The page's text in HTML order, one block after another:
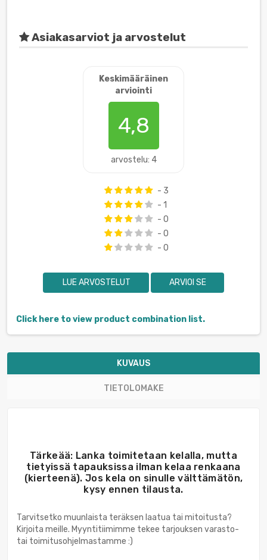
Asiakasarviot ja arvostelut
Keskimääräinen
arviointi
4,8
arvostelu: 4
- 3
- 1
- 0
- 0
- 0
LUE ARVOSTELUT ARVIOI SE
Click here to view product combination list.
KUVAUS
TIETOLOMAKE
Tärkeää: Lanka toimitetaan kelalla, mutta
tietyissä tapauksissa ilman kelaa renkaana
(kierteenä). Jos kela on sinulle välttämätön,
kysy ennen tilausta.
Tarvitsetko muunlaista teräksen laatua tai mitoitusta?
Kirjoita meille. Myyntitiimimme tekee tarjouksen varasto-
tai toimitusohjelmastamme :)